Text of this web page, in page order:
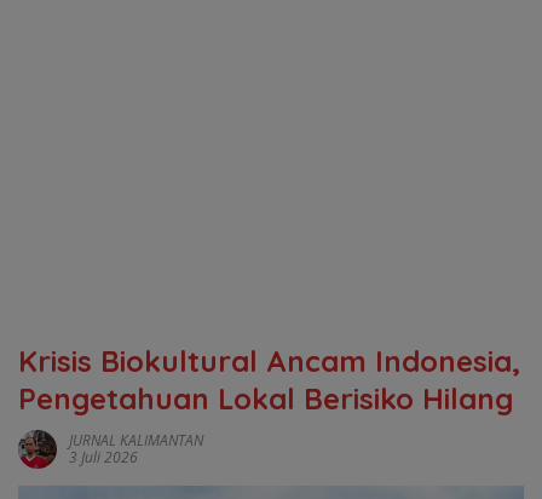
Krisis Biokultural Ancam Indonesia,
Pengetahuan Lokal Berisiko Hilang
JURNAL KALIMANTAN
3 Juli 2026